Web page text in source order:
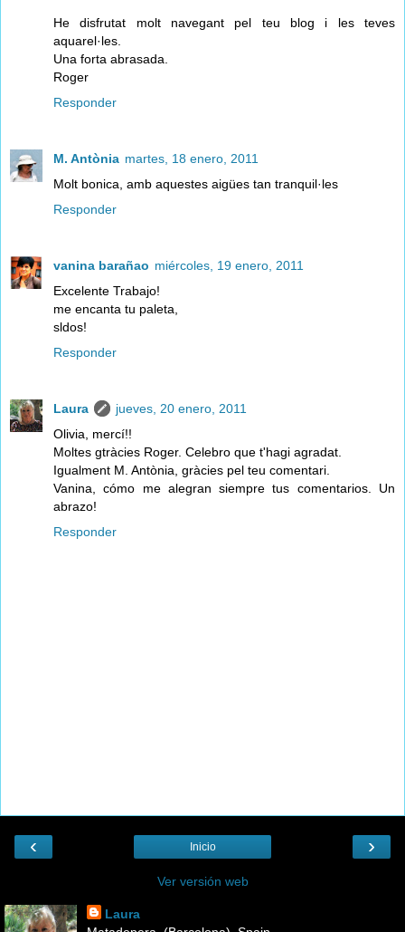
He disfrutat molt navegant pel teu blog i les teves
aquarel·les.
Una forta abrasada.
Roger
Responder
M. Antònia martes, 18 enero, 2011
Molt bonica, amb aquestes aigües tan tranquil·les
Responder
vanina barañao miércoles, 19 enero, 2011
Excelente Trabajo!
me encanta tu paleta,
sldos!
Responder
Laura
jueves, 20 enero, 2011
Olivia, mercí!!
Moltes gtràcies Roger. Celebro que t'hagi agradat.
Igualment M. Antònia, gràcies pel teu comentari.
Vanina, cómo me alegran siempre tus comentarios. Un
abrazo!
Responder
‹ ›
Inicio
Ver versión web
Laura